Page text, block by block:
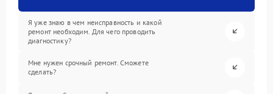
Я уже знаю в чем неисправность и какой
ремонт необходим. Для чего проводить
диагностику?
Мне нужен срочный ремонт. Сможете
сделать?